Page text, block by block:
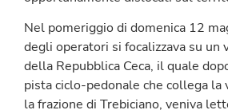
Nel pomeriggio di domenica 12
degli operatori si focalizzava su un
della Repubblica Ceca, il quale
pista ciclo-pedonale che collega la
la frazione di Trebiciano, veniva